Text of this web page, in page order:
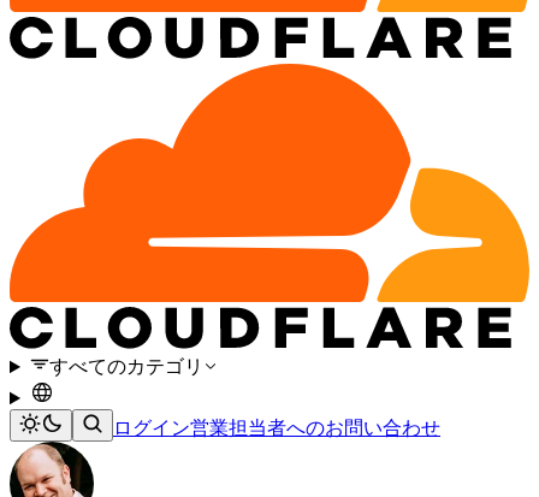
すべてのカテゴリ
ログイン営業担当者へのお問い合わせ